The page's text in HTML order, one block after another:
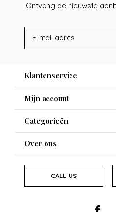
Ontvang de nieuwste
Klantenservice
Mijn account
Categorieën
Over ons
CALL US